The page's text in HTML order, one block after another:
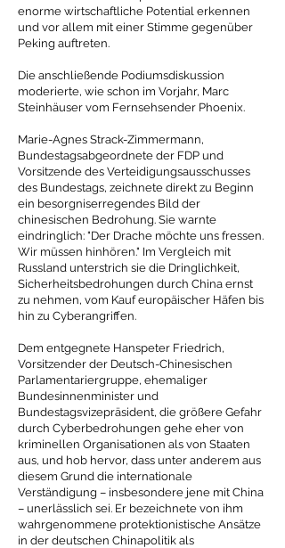
enorme wirtschaftliche Potential erkennen
und vor allem mit einer Stimme gegenüber
Peking auftreten.
Die anschließende Podiumsdiskussion
moderierte, wie schon im Vorjahr, Marc
Steinhäuser vom Fernsehsender Phoenix.
Marie-Agnes Strack-Zimmermann,
Bundestagsabgeordnete der FDP und
Vorsitzende des Verteidigungsausschusses
des Bundestags, zeichnete direkt zu Beginn
ein besorgniserregendes Bild der
chinesischen Bedrohung. Sie warnte
eindringlich: "Der Drache möchte uns fressen.
Wir müssen hinhören." Im Vergleich mit
Russland unterstrich sie die Dringlichkeit,
Sicherheitsbedrohungen durch China ernst
zu nehmen, vom Kauf europäischer Häfen bis
hin zu Cyberangriffen.
Dem entgegnete Hanspeter Friedrich,
Vorsitzender der Deutsch-Chinesischen
Parlamentariergruppe, ehemaliger
Bundesinnenminister und
Bundestagsvizepräsident, die größere Gefahr
durch Cyberbedrohungen gehe eher von
kriminellen Organisationen als von Staaten
aus, und hob hervor, dass unter anderem aus
diesem Grund die internationale
Verständigung – insbesondere jene mit China
– unerlässlich sei. Er bezeichnete von ihm
wahrgenommene protektionistische Ansätze
in der deutschen Chinapolitik als